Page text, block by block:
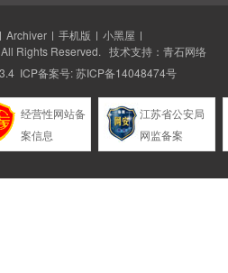
| Archiver | 手机版 | 小黑屋 |
All Rights Reserved. 技术支持： 青石网络
ICP备案号:苏ICP备14048474号
经营性网站备
案信息
江苏省公安局
网监备案